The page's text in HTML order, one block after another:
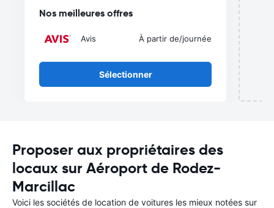
Nos meilleures offres
Avis À partir de/journée
Sélectionner
Proposer aux propriétaires des
locaux sur Aéroport de Rodez-
Marcillac
Voici les sociétés de location de voitures les mieux notées sur